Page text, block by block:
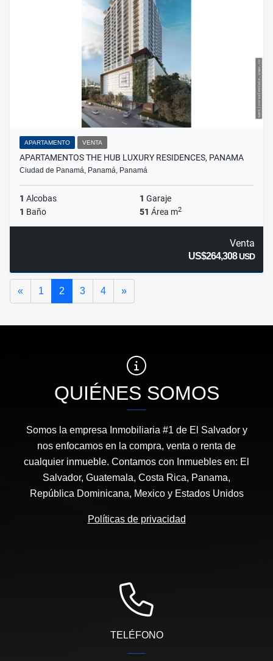
APARTAMENTO VENTA
APARTAMENTOS THE HUB LUXURY RESIDENCES, PANAMA
Ciudad de Panamá, Panamá, Panamá
1 Alcobas 1 Garaje
1 Baño 51 Área m2
Venta
US$264,308USD
« Anterior
1 2 3 4 »Siguiente
QUIÉNES SOMOS
Somos la empresa Inmobiliaria #1 de El Salvador y
nos enfocamos en la compra, venta o renta de
cualquier inmueble. Contamos con Inmuebles en: El
Salvador, Guatemala, Costa Rica, Panama,
República Dominicana, Mexico y Estados Unidos
Políticas de privacidad
TELÉFONO